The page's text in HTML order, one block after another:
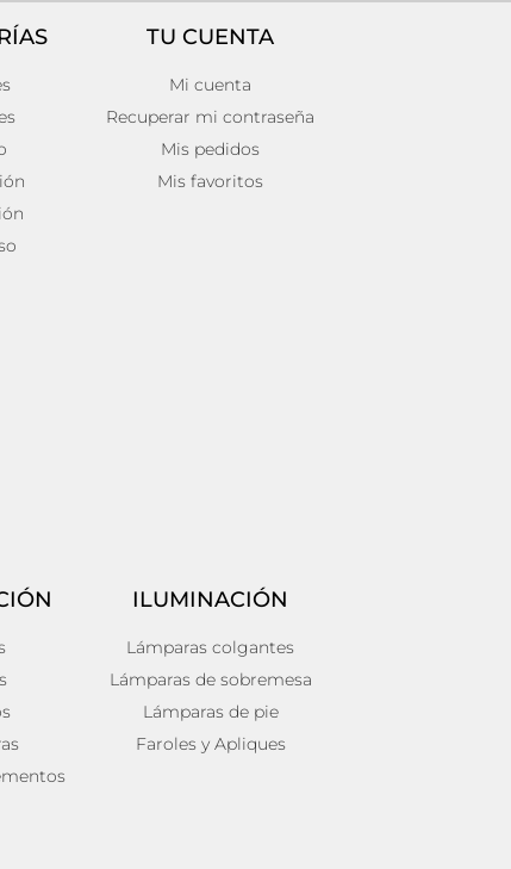
Lámpara de pared Hierro Colonial
29x20x25
TU CUENTA
Mi cuenta
Recuperar mi contraseña
Mis pedidos
Mis favoritos
ILUMINACIÓN
Lámparas colgantes
Lámparas de sobremesa
Lámparas de pie
Faroles y Apliques